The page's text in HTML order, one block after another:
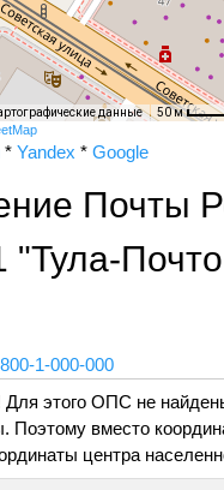
данные 50 м
* Yandex * Google
Почты
"Тула-
1-000-000
Для этого ОПС не
Поэтому вместо
центра